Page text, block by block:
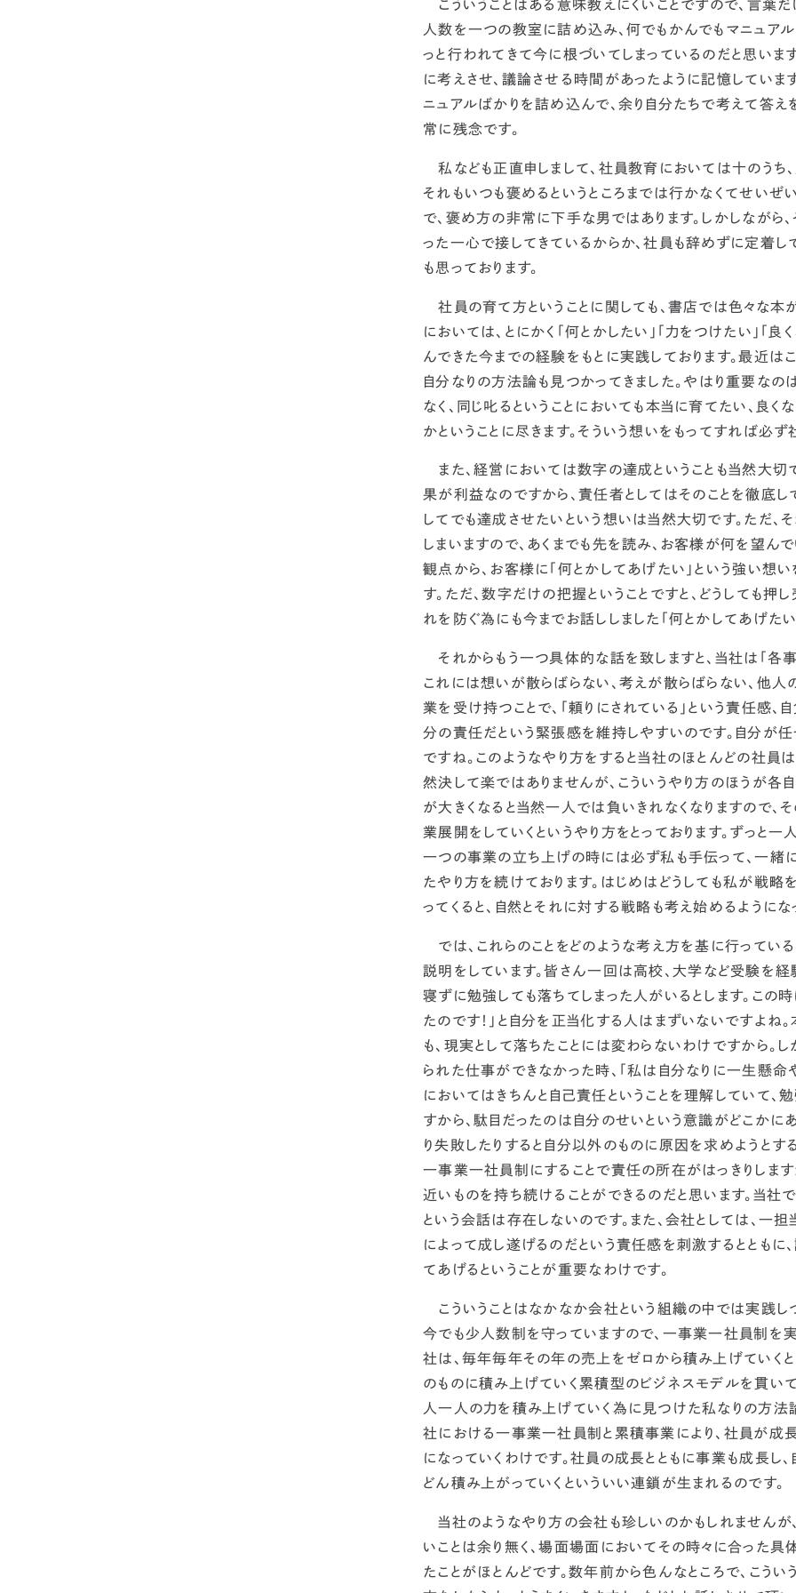
こういうことはある意味教えにくいことですので、言葉
人数を一つの教室に詰め込み、何でもかんでもマニュア
っと行われてきて今に根づいてしまっているのだと思い
に考えさせ、議論させる時間があったように記憶していま
ニュアルばかりを詰め込んで、余り自分たちで考えて答え
常に残念です。
私なども正直申しまして、社員教育においては十のうち
それもいつも褒めるというところまでは行かなくてせいぜ
で、褒め方の非常に下手な男ではあります。しかしながら
った一心で接してきているからか、社員も辞めずに定着し
も思っております。
社員の育て方ということに関しても、書店では色々な本
においては、とにかく「何とかしたい」「力をつけたい」「
んできた今までの経験をもとに実践しております。最近は
自分なりの方法論も見つかってきました。 やはり重要なの
なく、同じ叱るということにおいても本当に育てたい、良
かということに尽きます。そういう想いをもってすれば必
また、経営においては数字の達成ということも当然大切
果が利益なのですから、責任者としてはそのことを徹底し
してでも達成させたいという想いは当然大切です。ただ、
しまいますので、あくまでも先を読み、お客様が何を望ん
観点から、お客様に「何とかしてあげたい」という強い想
す。 ただ、数字だけの把握ということですと、どうしても押
れを防ぐ為にも今までお話ししました「何とかしてあげた
それからもう一つ具体的な話を致しますと、 当社は「各
これには想いが散らばらない、考えが散らばらない、他人
業を受け持つことで、「頼りにされている」という責任感
分の責任だという緊張感を維持しやすいのです。 自分が
ですね。このようなやり方をすると当社のほとんどの社員
然決して楽ではありませんが、こういうやり方のほうが各
が大きくなると当然一人では負いきれなくなりますので、
業展開をしていくというやり方をとっております。ずっと
一つの事業の立ち上げの時には必ず私も手伝って、一緒
たやり方を続けております。はじめはどうしても私が戦略
ってくると、自然とそれに対する戦略も考え始めるようにな
では、これらのことをどのような考え方を基に行ってい
説明 をしています。皆さん一回は高校、大学など受験を
寝ずに勉強しても落ちてしまった人がいるとします。この
たのです！」と自分を正当化する人はまずいないですよね
も、現実として落ちたことには変わらないわけですから。
られた仕事ができなかった時、「私は自分なりに一生懸命
においてはきちんと自己責任ということを理解していて
すから、駄目だったのは自分のせいという意識がどこかに
り失敗したりすると自分以外のものに原因を求めようとす
一事業一社員制にすることで責任の所在がはっきりしま
近いものを持ち続けることができるのだと思います。 当社
という会話は存在しないのです。また、会社としては、一
によって成し遂げるのだという責任感を刺激するとともに
てあげるということが重要なわけです。
こういうことはなかなか会社という組織の中では実践し
今でも少人数制を守っていますので、一事業一社員制を
社は、毎年毎年その年の売上をゼロから積み上げていく
のものに積み上げていく累積型のビジネスモデルを貫いて
人一人の力を積み上げていく為に見つけた私なりの方法
社における一事業一社員制と累積事業により、社員が成
になっていくわけです。社員の成長とともに事業も成長し
どん積み上がっていくといういい連鎖が生まれるのです。
当社のようなやり方の会社も珍しいのかもしれませんが
いことは余り無く、場面場面においてその時々に合った
たことがほとんどです。数年前から色んなところで、こう